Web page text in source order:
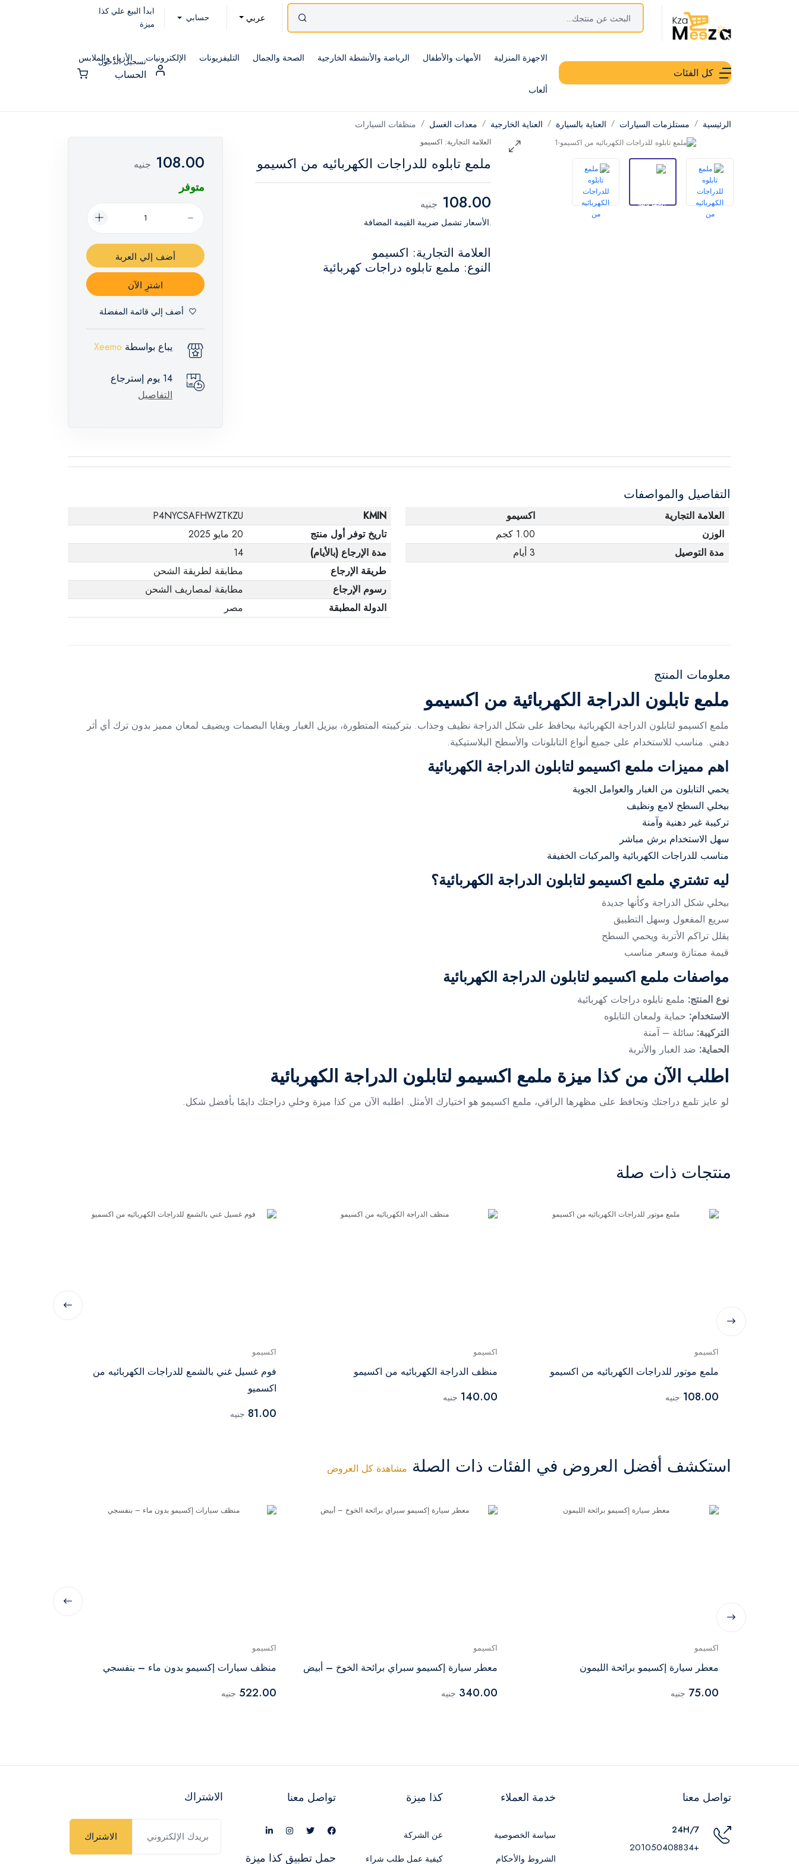
عربي حسابي
ابدأ البيع علي كذا
ميزة
كل الفئات
الاجهزة المنزلية الأمهات والأطفال الرياضة والأنشطة الخارجية الصحة والجمال التليفزيونات الإلكترونيات الأزياء والملابس
ألعاب
تسجيل الدخول
الحساب
الرئيسية مستلزمات السيارات العناية بالسيارة العناية الخارجية معدات الغسل منظفات السيارات
العلامة التجارية: اكسيمو
ملمع تابلوه للدراجات الكهربائيه من اكسيمو
108.00 جنيه
.الأسعار تشمل ضريبة القيمة المضافة
العلامة التجارية: اكسيمو
النوع: ملمع تابلوه دراجات كهربائية
108.00 جنيه
متوفر
أضف إلي العربة
اشترِ الآن
أضف إلي قائمة المفضلة
يباع بواسطة Xeemo
14 يوم إسترجاع
التفاصيل
التفاصيل والمواصفات
العلامة التجارية
اكسيمو
الوزن
1.00 كجم
مدة التوصيل
3 أيام
KMIN
P4NYCSAFHWZTKZU
تاريخ توفر أول منتج
20 مايو 2025
مدة الإرجاع (بالأيام)
14
طريقة الإرجاع
مطابقة لطريقة الشحن
رسوم الإرجاع
مطابقة لمصاريف الشحن
الدولة المطبقة
مصر
معلومات المنتج
ملمع تابلون الدراجة الكهربائية من اكسيمو
ملمع اكسيمو لتابلون الدراجة الكهربائية بيحافظ على شكل الدراجة نظيف وجذاب. بتركيبته المتطورة، بيزيل الغبار وبقايا البصمات ويضيف لمعان مميز بدون ترك أي أثر
دهني. مناسب للاستخدام على جميع أنواع التابلونات والأسطح البلاستيكية.
اهم مميزات ملمع اكسيمو لتابلون الدراجة الكهربائية
يحمي التابلون من الغبار والعوامل الجوية
بيخلي السطح لامع ونظيف
تركيبة غير دهنية وآمنة
سهل الاستخدام برش مباشر
مناسب للدراجات الكهربائية والمركبات الخفيفة
ليه تشتري ملمع اكسيمو لتابلون الدراجة الكهربائية؟
بيخلي شكل الدراجة وكأنها جديدة
سريع المفعول وسهل التطبيق
يقلل تراكم الأتربة ويحمي السطح
قيمة ممتازة وسعر مناسب
مواصفات ملمع اكسيمو لتابلون الدراجة الكهربائية
نوع المنتج: ملمع تابلوه دراجات كهربائية
الاستخدام: حماية ولمعان التابلوه
التركيبة: سائلة – آمنة
الحماية: ضد الغبار والأتربة
اطلب الآن من كذا ميزة ملمع اكسيمو لتابلون الدراجة الكهربائية
لو عايز تلمع دراجتك وتحافظ على مظهرها الراقي، ملمع اكسيمو هو اختيارك الأمثل. اطلبه الآن من كذا ميزة وخلي دراجتك دايمًا بأفضل شكل.
منتجات ذات صلة
اكسيمو
ملمع موتور للدراجات الكهربائيه من اكسيمو
108.00 جنيه
اكسيمو
منظف الدراجة الكهربائيه من اكسيمو
140.00 جنيه
اكسيمو
فوم غسيل غني بالشمع للدراجات الكهربائيه من
اكسميو
81.00 جنيه
استكشف أفضل العروض في الفئات ذات الصلة مشاهدة كل العروض
اكسيمو
معطر سيارة إكسيمو برائحة الليمون
75.00 جنيه
اكسيمو
معطر سيارة إكسيمو سبراي برائحة الخوخ – أبيض
340.00 جنيه
اكسيمو
منظف سيارات إكسيمو بدون ماء – بنفسجي
522.00 جنيه
تواصل معنا
24H/7
+201050408834
خدمة العملاء
سياسة الخصوصية
الشروط والأحكام
كذا ميزة
عن الشركة
كيفية عمل طلب شراء
تواصل معنا
حمل تطبيق كذا ميزة
الاشتراك
الاشتراك